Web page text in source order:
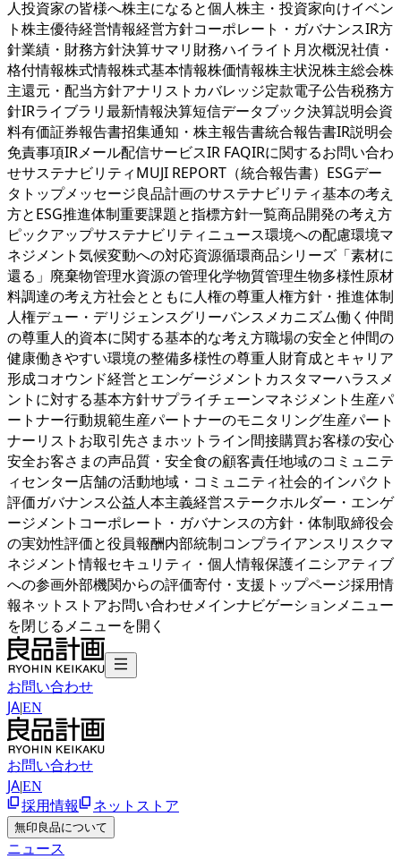
人投資家の皆様へ株主になると個人株主・投資家向けイベン
ト株主優待経営情報経営方針コーポレート・ガバナンスIR方
針業績・財務方針決算サマリ財務ハイライト月次概況社債・
格付情報株式情報株式基本情報株価情報株主状況株主総会株
主還元・配当方針アナリストカバレッジ定款電子公告税務方
針IRライブラリ最新情報決算短信データブック決算説明会資
料有価証券報告書招集通知・株主報告書統合報告書IR説明会
免責事項IRメール配信サービスIR FAQIRに関するお問い合わ
せサステナビリティMUJI REPORT（統合報告書）ESGデー
タトップメッセージ良品計画のサステナビリティ基本の考え
方とESG推進体制重要課題と指標方針一覧商品開発の考え方
ピックアップサステナビリティニュース環境への配慮環境マ
ネジメント気候変動への対応資源循環商品シリーズ「素材に
還る」廃棄物管理水資源の管理化学物質管理生物多様性原材
料調達の考え方社会とともに人権の尊重人権方針・推進体制
人権デュー・デリジェンスグリーバンスメカニズム働く仲間
の尊重人的資本に関する基本的な考え方職場の安全と仲間の
健康働きやすい環境の整備多様性の尊重人財育成とキャリア
形成コオウンド経営とエンゲージメントカスタマーハラスメ
ントに対する基本方針サプライチェーンマネジメント生産パ
ートナー行動規範生産パートナーのモニタリング生産パート
ナーリストお取引先さまホットライン間接購買お客様の安心
安全お客さまの声品質・安全食の顧客責任地域のコミュニテ
ィセンター店舗の活動地域・コミュニティ社会的インパクト
評価ガバナンス公益人本主義経営ステークホルダー・エンゲ
ージメントコーポレート・ガバナンスの方針・体制取締役会
の実効性評価と役員報酬内部統制コンプライアンスリスクマ
ネジメント情報セキュリティ・個人情報保護イニシアティブ
への参画外部機関からの評価寄付・支援トップページ採用情
報ネットストアお問い合わせメインナビゲーションメニュー
を閉じるメニューを開く
お問い合わせ
JA|EN
お問い合わせ
JA|EN
採用情報 ネットストア
無印良品について
ニュース